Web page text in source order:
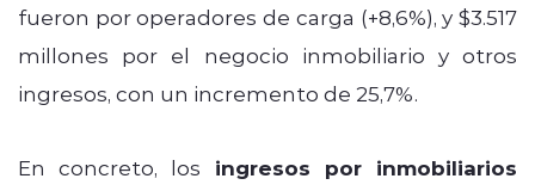
fueron por operadores de carga (+8,6%), y $3.517
millones por el negocio inmobiliario y otros
ingresos, con un incremento de 25,7%.
En concreto, los ingresos por inmobiliarios